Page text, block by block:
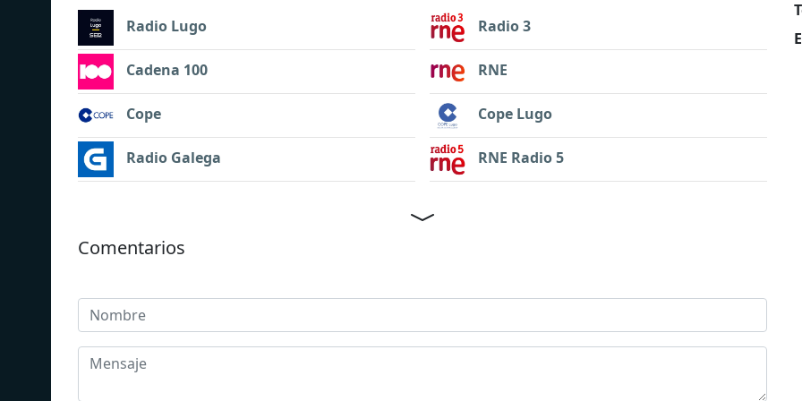
Radio Lugo
Cadena 100
Cope
Radio Galega
Radio 3
RNE
Cope Lugo
RNE Radio 5
Comentarios